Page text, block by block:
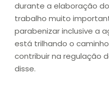
durante a elaboração
trabalho muito
parabenizar inclusive a
está trilhando o
contribuir na regulação
disse.